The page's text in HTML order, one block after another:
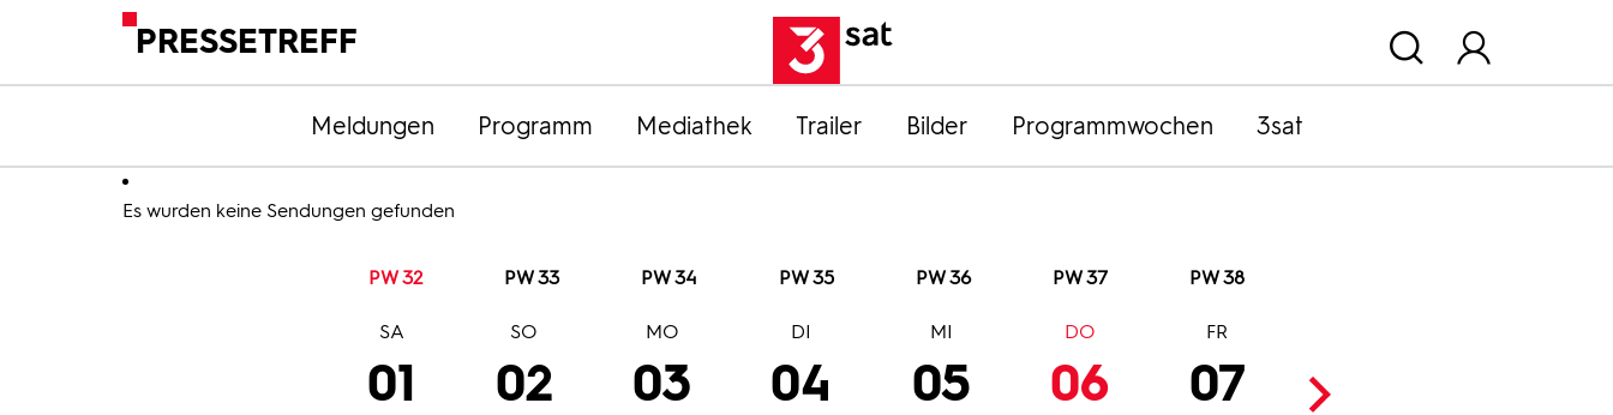
PRESSETREFF
Meldungen Programm Mediathek Trailer Bilder Programmwochen 3sat
Es wurden keine Sendungen gefunden
PW 32 PW 33 PW 34 PW 35 PW 36 PW 37 PW 38
01
SA
02
SO
03
MO
04
DI
05
MI
06
DO
07
FR
08